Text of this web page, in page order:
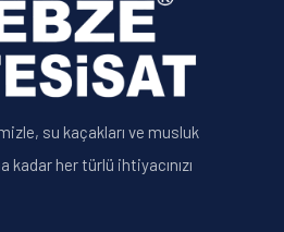
su kaçakları ve musluk
kadar her türlü ihtiyacınızı